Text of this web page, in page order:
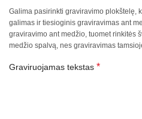
Galima pasirinkti graviravimo plokštelę,
galimas ir tiesioginis graviravimas ant
graviravimo ant medžio, tuomet rinkitės
medžio spalvą, nes graviravimas
Graviruojamas tekstas *